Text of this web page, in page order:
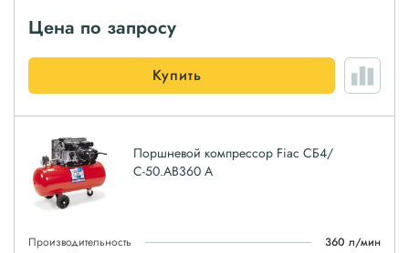
Цена по запросу
Купить
Поршневой компрессор Fiac СБ4/
С-50.AB360 А
Производительность
360 л/мин